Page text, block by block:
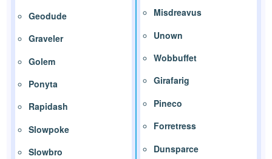
Geodude
Graveler
Golem
Ponyta
Rapidash
Slowpoke
Slowbro
Misdreavus
Unown
Wobbuffet
Girafarig
Pineco
Forretress
Dunsparce